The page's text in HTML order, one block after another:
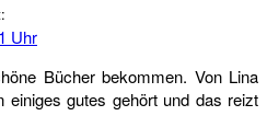
Uhr
Bücher bekommen. Von Lina
einiges gutes gehört und das reizt